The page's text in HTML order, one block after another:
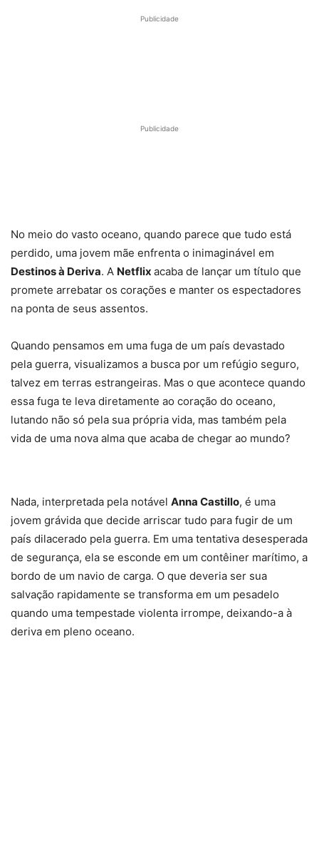
Publicidade
Publicidade
No meio do vasto oceano, quando parece que tudo está
perdido, uma jovem mãe enfrenta o inimaginável em
Destinos à Deriva. A Netflix acaba de lançar um título que
promete arrebatar os corações e manter os espectadores
na ponta de seus assentos.
Quando pensamos em uma fuga de um país devastado
pela guerra, visualizamos a busca por um refúgio seguro,
talvez em terras estrangeiras. Mas o que acontece quando
essa fuga te leva diretamente ao coração do oceano,
lutando não só pela sua própria vida, mas também pela
vida de uma nova alma que acaba de chegar ao mundo?
Nada, interpretada pela notável Anna Castillo, é uma
jovem grávida que decide arriscar tudo para fugir de um
país dilacerado pela guerra. Em uma tentativa desesperada
de segurança, ela se esconde em um contêiner marítimo, a
bordo de um navio de carga. O que deveria ser sua
salvação rapidamente se transforma em um pesadelo
quando uma tempestade violenta irrompe, deixando-a à
deriva em pleno oceano.